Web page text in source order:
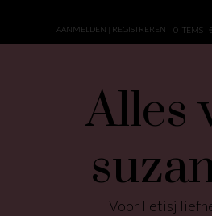
de
AANMELDEN | REGISTREREN 0 ITEMS -
Alles
Voor Fetisj